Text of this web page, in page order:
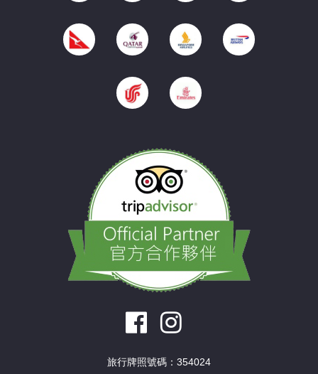
旅行牌照號碼：354024